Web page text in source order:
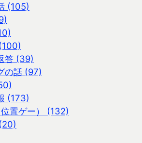
(105)
答 (39)
の話 (97)
(173)
置ゲー） (132)